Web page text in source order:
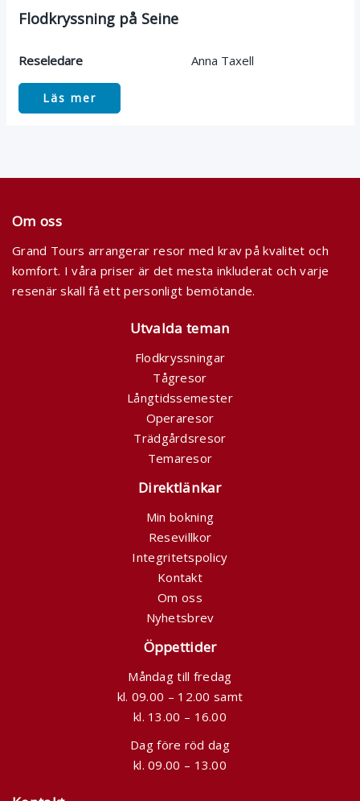
Flodkryssning på Seine
Reseledare Anna Taxell
Läs mer
Om oss
Grand Tours arrangerar resor med krav på kvalitet och
komfort. I våra priser är det mesta inkluderat och varje
resenär skall få ett personligt bemötande.
Utvalda teman
Flodkryssningar
Tågresor
Långtidssemester
Operaresor
Trädgårdsresor
Temaresor
Direktlänkar
Min bokning
Resevillkor
Integritetspolicy
Kontakt
Om oss
Nyhetsbrev
Öppettider
Måndag till fredag
kl. 09.00 – 12.00 samt
kl. 13.00 – 16.00
Dag före röd dag
kl. 09.00 – 13.00